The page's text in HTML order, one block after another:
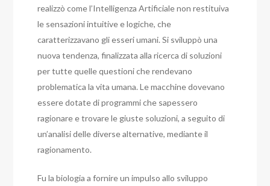
realizzò come l’Intelligenza Artificiale non restituiva
le sensazioni intuitive e logiche, che
caratterizzavano gli esseri umani. Si sviluppò una
nuova tendenza, finalizzata alla ricerca di soluzioni
per tutte quelle questioni che rendevano
problematica la vita umana. Le macchine dovevano
essere dotate di programmi che sapessero
ragionare e trovare le giuste soluzioni, a seguito di
un’analisi delle diverse alternative, mediante il
ragionamento.
Fu la biologia a fornire un impulso allo sviluppo